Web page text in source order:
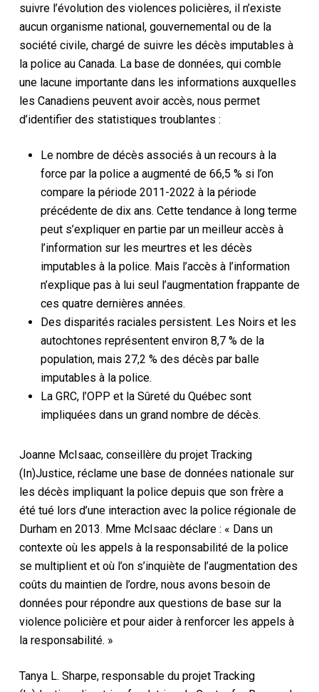
suivre l’évolution des violences policières, il n’existe
aucun organisme national, gouvernemental ou de la
société civile, chargé de suivre les décès imputables à
la police au Canada. La base de données, qui comble
une lacune importante dans les informations auxquelles
les Canadiens peuvent avoir accès, nous permet
d’identifier des statistiques troublantes :
Le nombre de décès associés à un recours à la
force par la police a augmenté de 66,5 % si l’on
compare la période 2011-2022 à la période
précédente de dix ans. Cette tendance à long terme
peut s’expliquer en partie par un meilleur accès à
l’information sur les meurtres et les décès
imputables à la police. Mais l’accès à l’information
n’explique pas à lui seul l’augmentation frappante de
ces quatre dernières années.
Des disparités raciales persistent. Les Noirs et les
autochtones représentent environ 8,7 % de la
population, mais 27,2 % des décès par balle
imputables à la police.
La GRC, l’OPP et la Sûreté du Québec sont
impliquées dans un grand nombre de décès.
Joanne McIsaac, conseillère du projet Tracking
(In)Justice, réclame une base de données nationale sur
les décès impliquant la police depuis que son frère a
été tué lors d’une interaction avec la police régionale de
Durham en 2013. Mme McIsaac déclare : « Dans un
contexte où les appels à la responsabilité de la police
se multiplient et où l’on s’inquiète de l’augmentation des
coûts du maintien de l’ordre, nous avons besoin de
données pour répondre aux questions de base sur la
violence policière et pour aider à renforcer les appels à
la responsabilité. »
Tanya L. Sharpe, responsable du projet Tracking